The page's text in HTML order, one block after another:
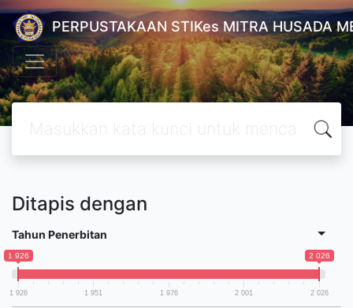
PERPUSTAKAAN STIKes MITRA HUSADA
Ditapis dengan
Tahun Penerbitan
1 926 2 026
1 926 1 951 1 976 2 001 2 026